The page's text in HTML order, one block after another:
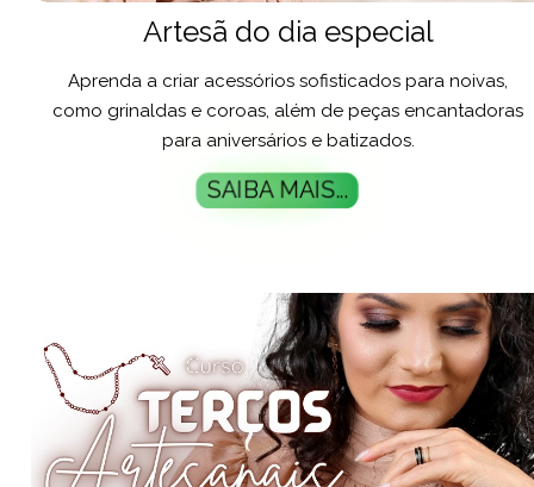
Artesã do dia especial
Aprenda a criar acessórios sofisticados para noivas,
como grinaldas e coroas, além de peças encantadoras
para aniversários e batizados.
SAIBA MAIS...